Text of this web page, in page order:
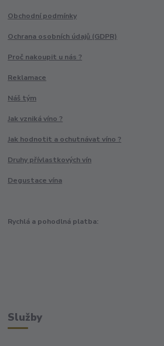
Obchodní podmínky
Ochrana osobních údajů (GDPR)
Proč nakoupit u nás ?
Reklamace
Náš tým
Jak vzniká víno ?
Jak hodnotit a ochutnávat víno ?
Druhy přívlastkových vín
Degustace vína
Rychlá a pohodlná platba:
Služby